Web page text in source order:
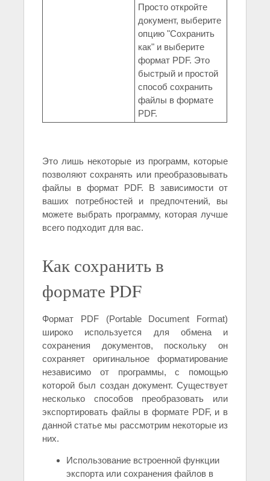
Просто откройте
документ, выберите
опцию "Сохранить
как" и выберите
формат PDF. Это
быстрый и простой
способ сохранить
файлы в формате
PDF.
Это лишь некоторые из программ, которые
позволяют сохранять или преобразовывать
файлы в формат PDF. В зависимости от
ваших потребностей и предпочтений, вы
можете выбрать программу, которая лучше
всего подходит для вас.
Как сохранить в
формате PDF
Формат PDF (Portable Document Format)
широко используется для обмена и
сохранения документов, поскольку он
сохраняет оригинальное форматирование
независимо от программы, с помощью
которой был создан документ. Существует
несколько способов преобразовать или
экспортировать файлы в формате PDF, и в
данной статье мы рассмотрим некоторые из
них.
Использование встроенной функции
экспорта или сохранения файлов в